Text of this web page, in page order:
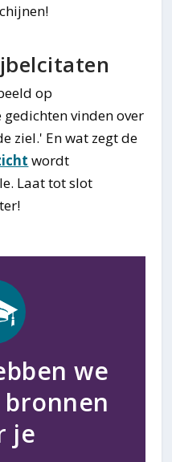
op
gedichten vinden over
ziel.' En wat zegt de
wordt
Laat tot slot
we
je